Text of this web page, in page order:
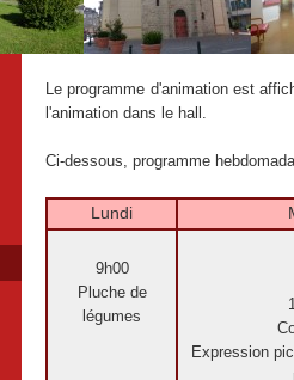
Le programme d'animation est
l'animation dans le hall.
Ci-dessous, programme
Lundi
9h00
Pluche de
légumes
Expression